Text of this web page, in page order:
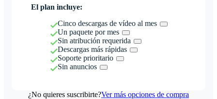
El plan incluye:
Cinco descargas de vídeo al mes
Un paquete por mes
Sin atribución requerida
Descargas más rápidas
Soporte prioritario
Sin anuncios
¿No quieres suscribirte?Ver más opciones de compra